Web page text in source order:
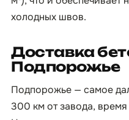
холодных швов.
Доставка
Подпорожье
Подпорожье — самое
300 км от завода,